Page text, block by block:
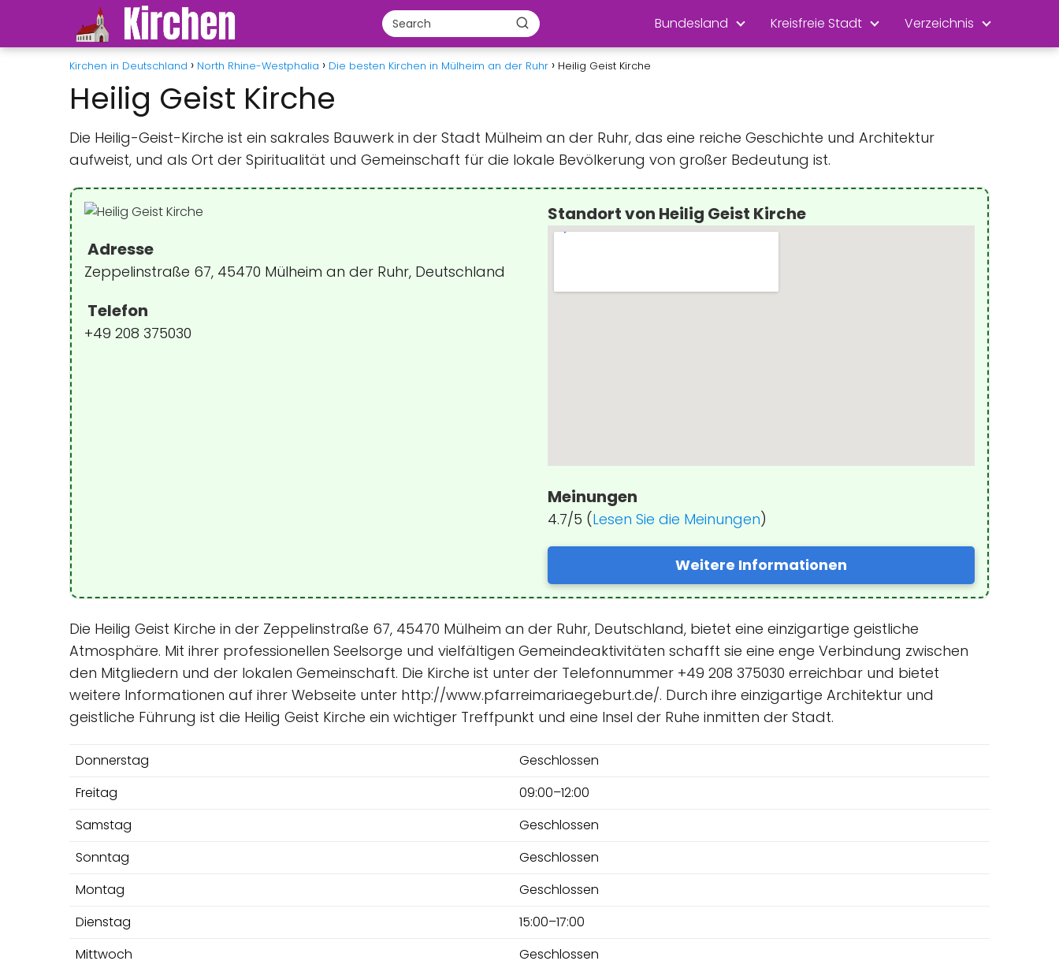
Bundesland Kreisfreie Stadt Verzeichnis
Kirchen in Deutschland North Rhine-Westphalia Die besten Kirchen in Mülheim an der Ruhr Heilig Geist Kirche
Heilig Geist Kirche
Die Heilig-Geist-Kirche ist ein sakrales Bauwerk in der Stadt Mülheim an der Ruhr, das eine reiche Geschichte und Architektur
aufweist, und als Ort der Spiritualität und Gemeinschaft für die lokale Bevölkerung von großer Bedeutung ist.
Adresse
Zeppelinstraße 67, 45470 Mülheim an der Ruhr, Deutschland
Telefon
+49 208 375030
Standort von Heilig Geist Kirche
Meinungen
4.7/5 (Lesen Sie die Meinungen)
Weitere Informationen
Die Heilig Geist Kirche in der Zeppelinstraße 67, 45470 Mülheim an der Ruhr, Deutschland, bietet eine einzigartige geistliche
Atmosphäre. Mit ihrer professionellen Seelsorge und vielfältigen Gemeindeaktivitäten schafft sie eine enge Verbindung zwischen
den Mitgliedern und der lokalen Gemeinschaft. Die Kirche ist unter der Telefonnummer +49 208 375030 erreichbar und bietet
weitere Informationen auf ihrer Webseite unter http://www.pfarreimariaegeburt.de/. Durch ihre einzigartige Architektur und
geistliche Führung ist die Heilig Geist Kirche ein wichtiger Treffpunkt und eine Insel der Ruhe inmitten der Stadt.
Donnerstag
Geschlossen
Freitag
09:00–12:00
Samstag
Geschlossen
Sonntag
Geschlossen
Montag
Geschlossen
Dienstag
15:00–17:00
Mittwoch
Geschlossen